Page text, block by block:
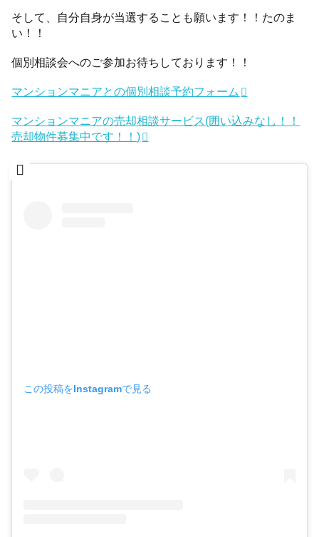
そして、自分自身が当選することも願います！！たのま
い！！
個別相談会へのご参加お待ちしております！！
マンションマニアとの個別相談予約フォーム
マンションマニアの売却相談サービス(囲い込みなし！！
売却物件募集中です！！)
この投稿をInstagramで見る